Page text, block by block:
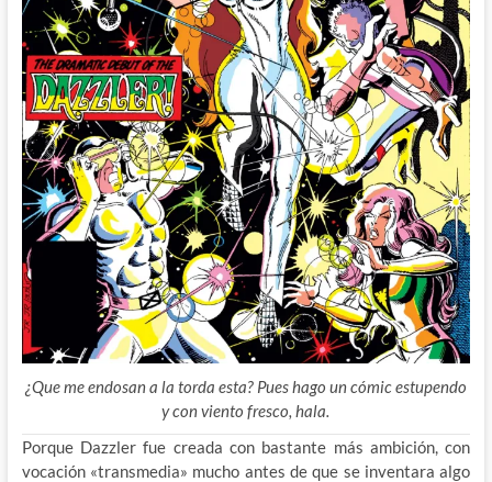
¿Que me endosan a la torda esta? Pues hago un cómic estupendo
y con viento fresco, hala.
Porque Dazzler fue creada con bastante más ambición, con
vocación «transmedia» mucho antes de que se inventara algo